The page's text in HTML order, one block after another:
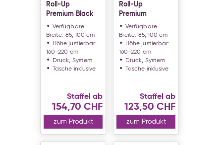
Roll-Up
Premium Black
Verfügbare
Breite: 85, 100 cm
Höhe justierbar:
160-220 cm
Druck, System
Tasche inklusive
Staffel ab
154,70 CHF
zum Produkt
Roll-Up
Premium
Verfügbare
Breite: 85, 100 cm
Höhe justierbar:
160-220 cm
Druck, System
Tasche inklusive
Staffel ab
123,50 CHF
zum Produkt